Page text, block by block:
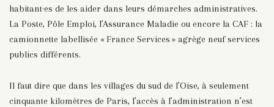
habitant·es de les aider dans leurs démarches administratives.
La Poste, Pôle Emploi, l’Assurance Maladie ou encore la CAF : la
camionnette labellisée « France Services » agrège neuf services
publics différents.
Il faut dire que dans les villages du sud de l’Oise, à seulement
cinquante kilomètres de Paris, l’accès à l’administration n’est